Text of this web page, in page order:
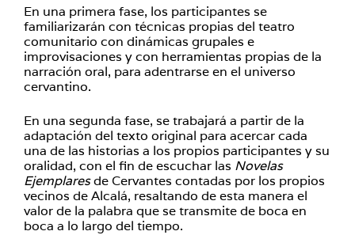
En una primera fase, los participantes se
familiarizarán con técnicas propias del teatro
comunitario con dinámicas grupales e
improvisaciones y con herramientas propias de la
narración oral, para adentrarse en el universo
cervantino.
En una segunda fase, se trabajará a partir de la
adaptación del texto original para acercar cada
una de las historias a los propios participantes y su
oralidad, con el fin de escuchar las Novelas
Ejemplaresde Cervantes contadas por los propios
vecinos de Alcalá, resaltando de esta manera el
valor de la palabra que se transmite de boca en
boca a lo largo del tiempo.